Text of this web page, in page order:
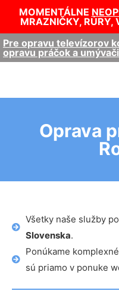
MOMENTÁLNE
MRAZNIČKY, RÚRY,
Pre opravu televízorov
opravu práčok a
Oprava
Všetky naše služby
Slovenska.
Ponúkame
sú priamo v ponuke